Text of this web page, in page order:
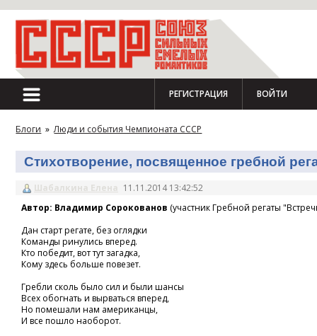
РЕГИСТРАЦИЯ ВОЙТИ
Блоги » Люди и события Чемпионата СССР
Стихотворение, посвященное гребной
Шабалкина Елена 11.11.2014 13:42:52
Автор: Владимир Сорокованов (участник Гребной регаты
Дан старт регате, без оглядки
Команды ринулись вперед.
Кто победит, вот тут загадка,
Кому здесь больше повезет.
Гребли сколь было сил и были шансы
Всех обогнать и вырваться вперед,
Но помешали нам американцы,
И все пошло наоборот.